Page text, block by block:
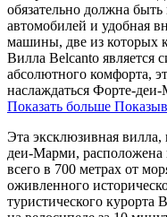
обязательно должна
автомобилей и удобная
машины, две из которых
Вилла Belcanto является
абсолютного комфорта,
наслаждаться Форте-
Показать больше
Эта эксклюзивная
деи-Марми,
всего в 700 метрах от
оживленного
туристического курорта